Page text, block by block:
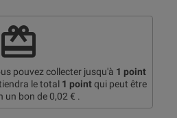
redeem
pouvez collecter jusqu'à 1 point
le total 1 pointqui peut être
un bon de 0,02 € .